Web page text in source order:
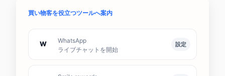
買い物客を役立つツールへ案内
W
WhatsApp
ライブチャットを開始
設定